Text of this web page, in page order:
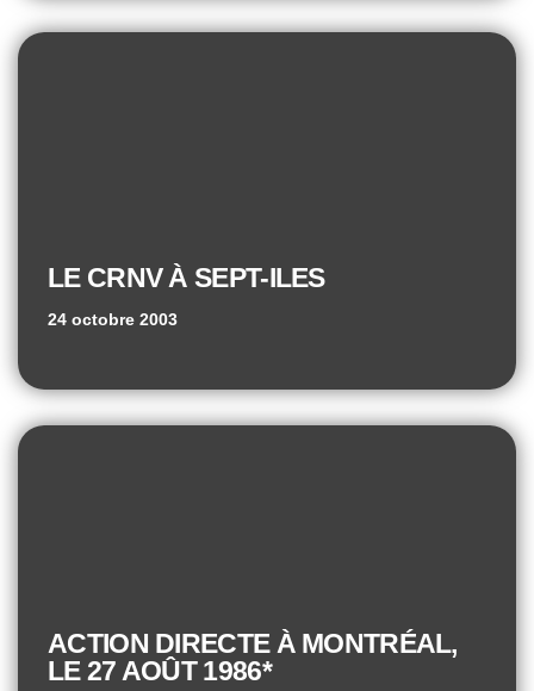
LE CRNV À SEPT-ILES
24 octobre 2003
ACTION DIRECTE À MONTRÉAL,
LE 27 AOÛT 1986*